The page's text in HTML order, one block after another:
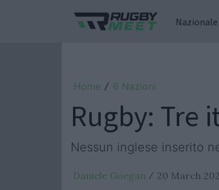
Nazionale
Home / 6 Nazioni
Rugby: Tre
Nessun inglese inserito
Daniele Goegan / 20 March